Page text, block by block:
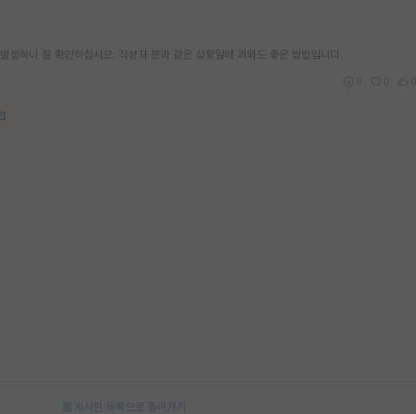
하니 잘 확인하십시오. 작성자 분과 같은 상황일때 과외도 좋은 방법입니다.
게시판 목록으로 돌아가기